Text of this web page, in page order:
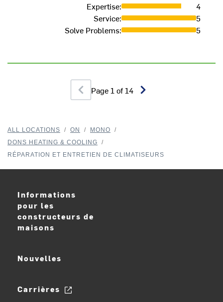
Expertise:
4
Service:
5
Solve Problems: 5
Page 1 of 14
ALL LOCATIONS / ON / MONO
/
DONS HEATING & COOLING
/
RÉPARATION ET ENTRETIEN DE CLIMATISEURS
Informations
pour les
constructeurs de
maisons
Nouvelles
Carrières